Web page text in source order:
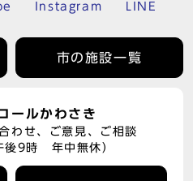
Instagram LINE
市の施設一覧
ールかわさき
わせ、ご意見、ご相談
後9時 年中無休）